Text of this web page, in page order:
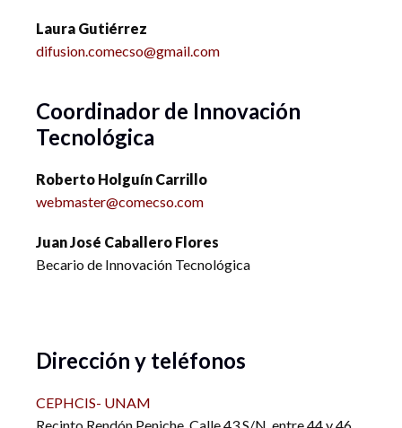
Laura Gutiérrez
difusion.comecso@gmail.com
Coordinador de Innovación
Tecnológica
Roberto Holguín Carrillo
webmaster@comecso.com
Juan José Caballero Flores
Becario de Innovación Tecnológica
Dirección y teléfonos
CEPHCIS- UNAM